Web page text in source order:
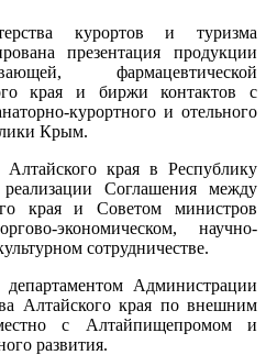
курортов и туризма
презентация продукции
фармацевтической
края и биржи контактов с
курортного и отельного
Крым.
края в Республику
Соглашения между
края и Советом министров
экономическом, научно-
сотрудничестве.
Администрации
Алтайского края по внешним
с Алтайпищепромом и
развития.